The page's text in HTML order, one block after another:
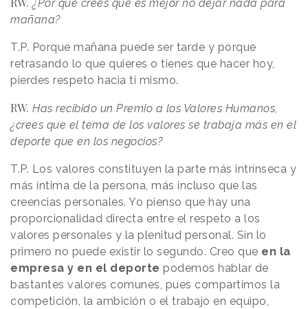
¿Por qué crees que es mejor no dejar nada para
mañana?
T.P. Porque mañana puede ser tarde y porque
retrasando lo que quieres o tienes que hacer hoy,
pierdes respeto hacia ti mismo.
RW. Has recibido un Premio a los Valores Humanos,
¿crees que el tema de los valores se trabaja más en el
deporte que en los negocios?
T.P. Los valores constituyen la parte más intrínseca y
más íntima de la persona, más incluso que las
creencias personales. Yo pienso que hay una
proporcionalidad directa entre el respeto a los
valores personales y la plenitud personal. Sin lo
primero no puede existir lo segundo. Creo que en la
empresa y en el deporte podemos hablar de
bastantes valores comunes, pues compartimos la
competición, la ambición o el trabajo en equipo,